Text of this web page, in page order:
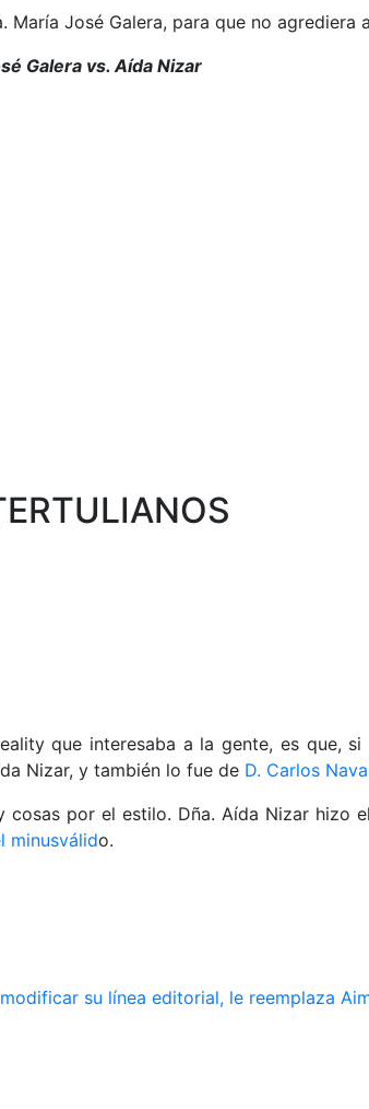
José Galera, para que no agrediera
Galera vs. Aída Nizar
que interesaba a la gente, es que,
Nizar, y también lo fue de D. Carlos
por el estilo. Dña. Aída Nizar hizo
minusválido.
su línea editorial, le reemplaza